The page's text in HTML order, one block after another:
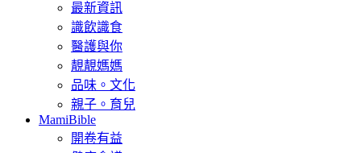
最新資訊
識飲識食
醫護與你
靚靚媽媽
品味。文化
親子。育兒
MamiBible
開卷有益